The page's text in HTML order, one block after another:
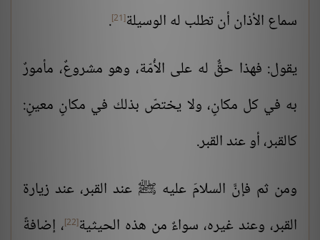
سماع الأذان أن تطلب له الوسيلة[21]
.
يقول: فهذا حقٌّ له على الأُمّة، وهو مشروعٌ، مأمورٌ
به في كل مكانٍ، ولا يختصّ بذلك في مكانٍ معينٍ:
كالقبر، أو عند القبر.
ومن ثم فإنَّ السلامَ عليه ﷺ عند القبر، عند زيارة
القبر، وعند غيره، سواءٌ من هذه الحيثية[22]
، إضافةً